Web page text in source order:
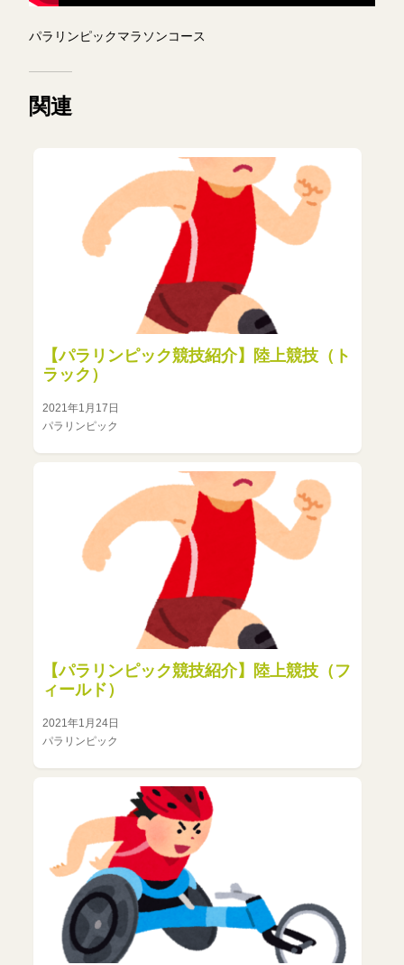
パラリンピックマラソンコース
関連
【パラリンピック競技紹介】陸上競技（ト
ラック）
2021年1月17日
パラリンピック
【パラリンピック競技紹介】陸上競技（フ
ィールド）
2021年1月24日
パラリンピック